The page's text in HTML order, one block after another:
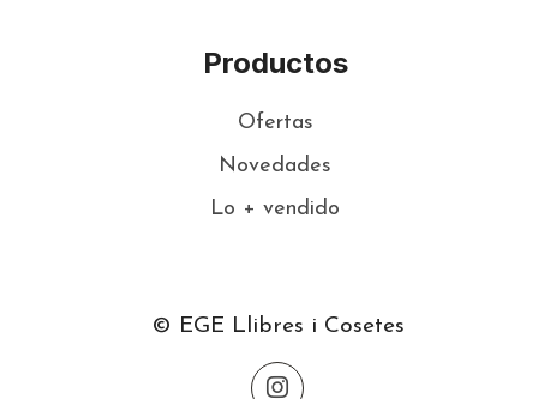
Productos
Ofertas
Novedades
Lo + vendido
© EGE Llibres i Cosetes